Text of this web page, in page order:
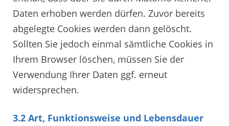
Daten erhoben werden dürfen. Zuvor bereits
abgelegte Cookies werden dann gelöscht.
Sollten Sie jedoch einmal sämtliche Cookies in
Ihrem Browser löschen, müssen Sie der
Verwendung Ihrer Daten ggf. erneut
widersprechen.
3.2 Art, Funktionsweise und Lebensdauer